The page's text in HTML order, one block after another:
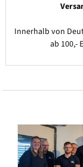
Innerhalb von
ab 100,-